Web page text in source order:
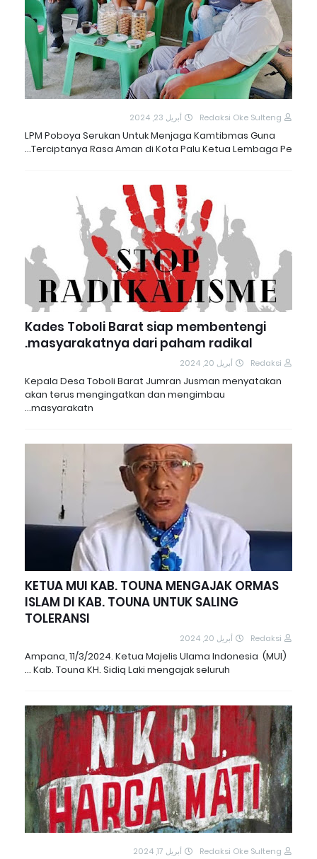
Redaksi Oke Sulteng أبريل 23, 2024
LPM Poboya Serukan Untuk Menjaga Kamtibmas Guna
Terciptanya Rasa Aman di Kota Palu Ketua Lembaga Pe…
Kades Toboli Barat siap membentengi
masyarakatnya dari paham radikal.
Redaksi أبريل 20, 2024
Kepala Desa Toboli Barat Jumran Jusman menyatakan
akan terus mengingatkan dan mengimbau
masyarakatn…
KETUA MUI KAB. TOUNA MENGAJAK ORMAS
ISLAM DI KAB. TOUNA UNTUK SALING
TOLERANSI
Redaksi أبريل 20, 2024
Ampana, 11/3/2024. Ketua Majelis Ulama Indonesia (MUI)
Kab. Touna KH. Sidiq Laki mengajak seluruh …
Redaksi Oke Sulteng أبريل 17, 2024